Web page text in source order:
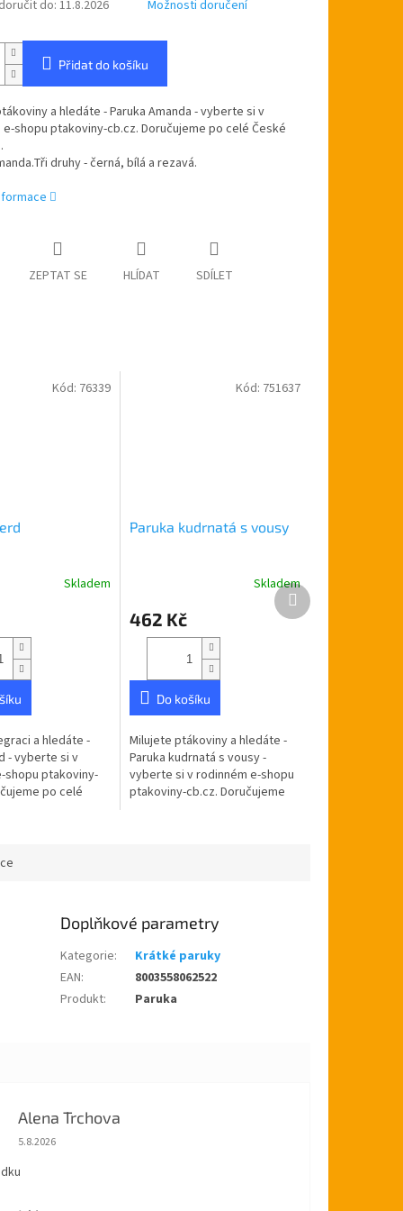
do: 11.8.2026 Možnosti doručení
Přidat do košíku
a hledáte - Paruka Amanda - vyberte si v
shopu ptakoviny-cb.cz. Doručujeme po celé České
druhy - černá, bílá a rezavá.
ZEPTAT SE HLÍDAT SDÍLET
Skladem
a hledáte -
- vyberte si v
shopu ptakoviny-
po celé
Kód: 76339
Paruka kudrnatá s vousy
Skladem
462 Kč
Do košíku
Milujete ptákoviny a hledáte -
Paruka kudrnatá s vousy -
vyberte si v rodinném e-shopu
ptakoviny-cb.cz. Doručujeme
Kód: 751637
Další
produkt
Doplňkové parametry
Kategorie:
Krátké paruky
EAN:
8003558062522
Produkt: Paruka
Alena Trchova
Hodnocení obchodu je 5 z 5 hvězdiček.
5.8.2026